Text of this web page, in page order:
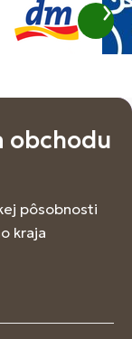
obchodu
pôsobnosti
kraja